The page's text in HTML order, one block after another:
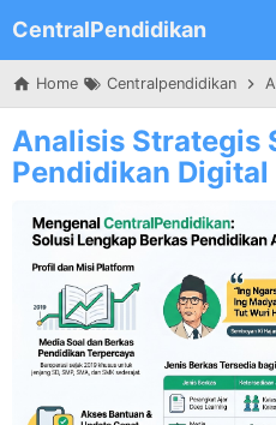
Skip to
CentralPendidikan
Home Centralpendidikan
Analisis Strategis
Pendidikan